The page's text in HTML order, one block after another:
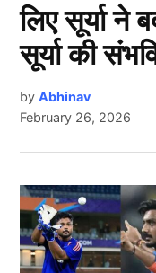
लिए सूर्या ने
सूर्या की
by Abhinav
February 26, 2026